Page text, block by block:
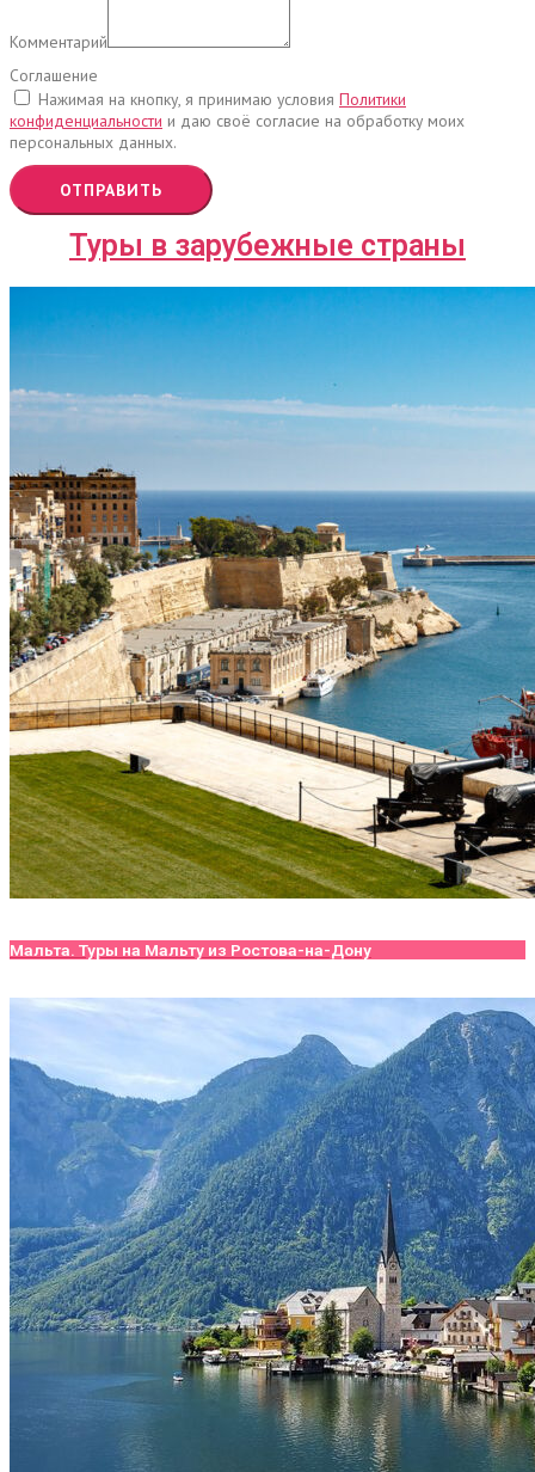
Комментарий
Соглашение
Нажимая на кнопку, я принимаю условия Политики
конфиденциальности и даю своё согласие на обработку моих
персональных данных.
ОТПРАВИТЬ
Туры в зарубежные страны
Мальта. Туры на Мальту из Ростова-на-Дону